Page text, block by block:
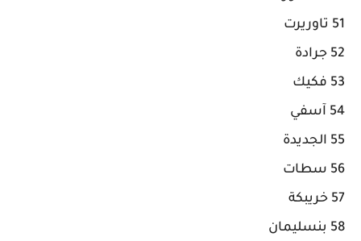
51 تاوريرت
52 جرادة
53 فكيك
54 آسفي
55 الجديدة
56 سطات
57 خريبكة
58 بنسليمان